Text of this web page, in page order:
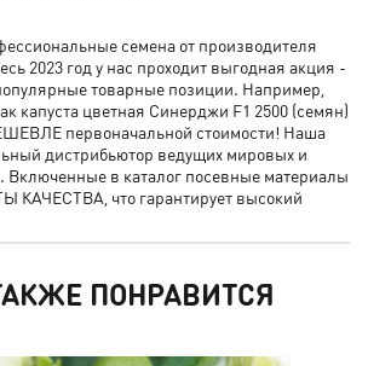
семена от производителя
2023 год у нас проходит выгодная акция -
товарные позиции. Например,
капуста цветная Синерджи F1 2500 (семян)
первоначальной стоимости! Наша
дистрибьютор ведущих мировых и
Включенные в каталог посевные материалы
что гарантирует высокий
ПОНРАВИТСЯ